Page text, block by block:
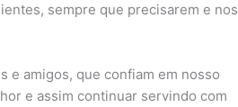
sempre que precisarem e nos
e amigos, que confiam em nosso
e assim continuar servindo com